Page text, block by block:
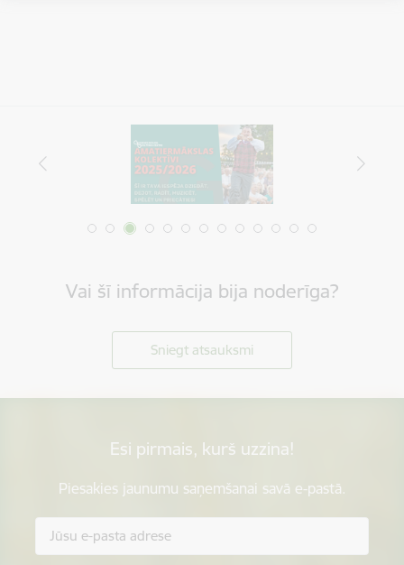
Vai šī informācija bija noderīga?
Sniegt atsauksmi
Esi pirmais, kurš uzzina!
Piesakies jaunumu saņemšanai savā e-pastā.